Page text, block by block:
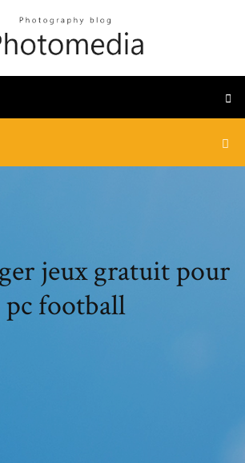
jeux gratuit pour
pc football